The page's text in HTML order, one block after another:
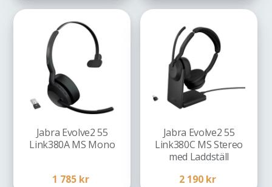
Jabra Evolve2 55
Link380A MS Mono
1 785 kr
Jabra Evolve2 55
Link380C MS Stereo
med Laddställ
2 190 kr